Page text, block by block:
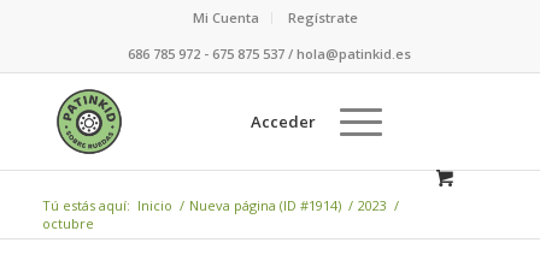
Mi Cuenta
Regístrate
686 785 972 - 675 875 537 / hola@patinkid.es
Acceder
Tú estás aquí: Inicio / Nueva página (ID #1914) / 2023 /
octubre